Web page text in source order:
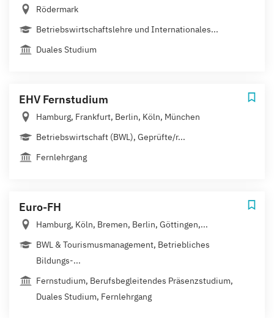
Rödermark
Betriebswirtschaftslehre und Internationales...
Duales Studium
EHV Fernstudium
Hamburg, Frankfurt, Berlin, Köln, München
Betriebswirtschaft (BWL), Geprüfte/r...
Fernlehrgang
Euro-FH
Hamburg, Köln, Bremen, Berlin, Göttingen,...
BWL & Tourismusmanagement, Betriebliches
Bildungs-...
Fernstudium, Berufsbegleitendes Präsenzstudium,
Duales Studium, Fernlehrgang